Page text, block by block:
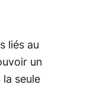
liés au
un
seule